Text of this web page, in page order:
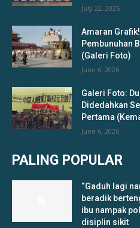
July 22, 2026
Amaran
Pembunuhan
(Galeri Foto)
June 6, 2026
Galeri Foto:
Didedahkan
Pertama
June 6, 2026
PALING POPULAR
“Gaduh lagi
beradik
ibu nampak
disiplin sikit